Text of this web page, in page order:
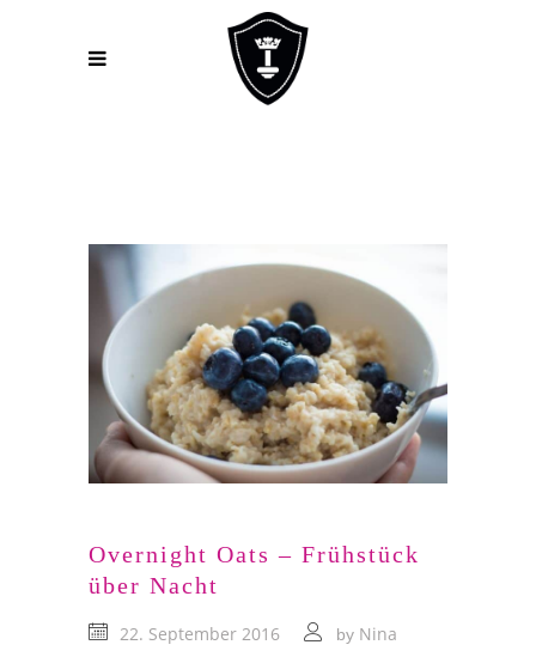
Overnight Oats – Frühstück
über Nacht
22. September 2016 by Nina